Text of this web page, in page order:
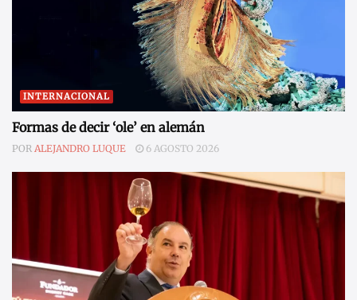
INTERNACIONAL
Formas de decir ‘ole’ en alemán
POR ALEJANDRO LUQUE 6 AGOSTO 2026